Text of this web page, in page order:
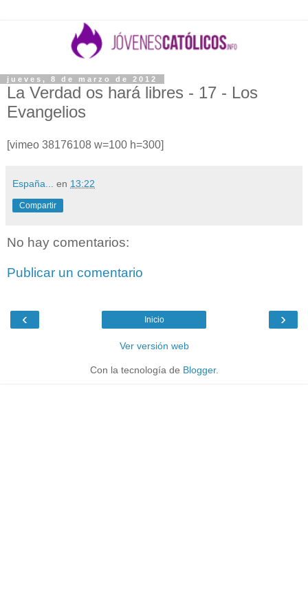
jueves, 8 de marzo de 2012
La Verdad os hará libres - 17 - Los
Evangelios
[vimeo 38176108 w=100 h=300]
España... en 13:22
Compartir
No hay comentarios:
Publicar un comentario
‹ ›
Inicio
Ver versión web
Con la tecnología de Blogger.